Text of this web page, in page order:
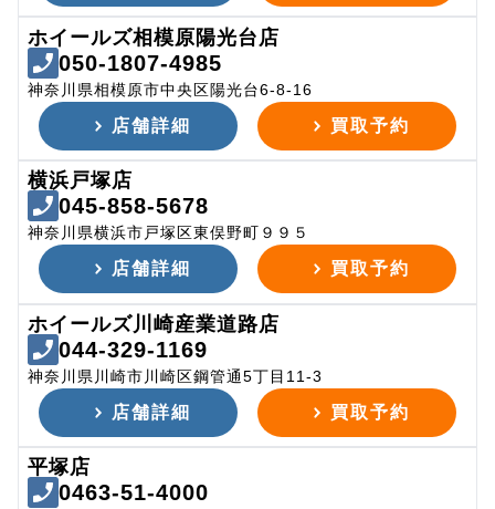
ホイールズ相模原陽光台店
050-1807-4985
神奈川県相模原市中央区陽光台6-8-16
店舗詳細 買取予約
横浜戸塚店
045-858-5678
神奈川県横浜市戸塚区東俣野町９９５
店舗詳細 買取予約
ホイールズ川崎産業道路店
044-329-1169
神奈川県川崎市川崎区鋼管通5丁目11-3
店舗詳細 買取予約
平塚店
0463-51-4000